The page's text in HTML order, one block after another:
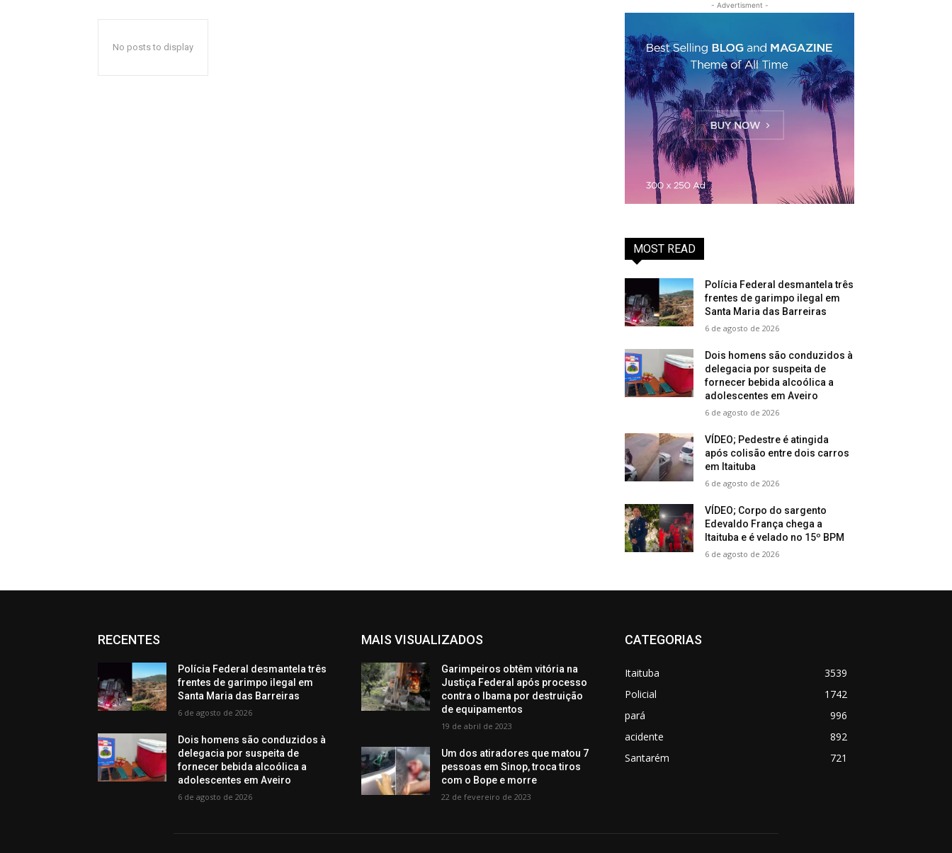
No posts to display
- Advertisment -
MOST READ
Polícia Federal desmantela três
frentes de garimpo ilegal em
Santa Maria das Barreiras
6 de agosto de 2026
Dois homens são conduzidos à
delegacia por suspeita de
fornecer bebida alcoólica a
adolescentes em Aveiro
6 de agosto de 2026
VÍDEO; Pedestre é atingida
após colisão entre dois carros
em Itaituba
6 de agosto de 2026
VÍDEO; Corpo do sargento
Edevaldo França chega a
Itaituba e é velado no 15º BPM
6 de agosto de 2026
RECENTES
Polícia Federal desmantela três
frentes de garimpo ilegal em
Santa Maria das Barreiras
6 de agosto de 2026
Dois homens são conduzidos à
delegacia por suspeita de
fornecer bebida alcoólica a
adolescentes em Aveiro
6 de agosto de 2026
MAIS VISUALIZADOS
Garimpeiros obtêm vitória na
Justiça Federal após processo
contra o Ibama por destruição
de equipamentos
19 de abril de 2023
Um dos atiradores que matou 7
pessoas em Sinop, troca tiros
com o Bope e morre
22 de fevereiro de 2023
CATEGORIAS
Itaituba
3539
Policial
1742
pará
996
acidente
892
Santarém
721